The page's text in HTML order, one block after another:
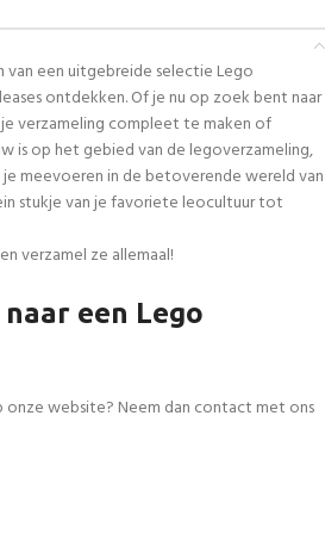
van een uitgebreide selectie Lego
ontdekken. Of je nu op zoek bent naar
verzameling compleet te maken of
is op het gebied van de legoverzameling,
meevoeren in de betoverende wereld van
stukje van je favoriete leocultuur tot
verzamel ze allemaal!
een Lego
onze website? Neem dan contact met ons